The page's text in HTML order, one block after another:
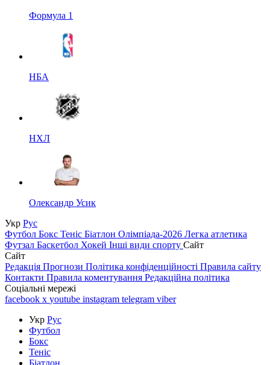
Формула 1
НБА
НХЛ
Олександр Усик
Укр Рус
Футбол Бокс Теніс Біатлон Олімпіада-2026 Легка атлетика
Футзал Баскетбол Хокей Інші види спорту Сайт
Сайт
Редакція Прогнози Політика конфіденційності Правила сайту
Контакти Правила коментування Редакційна політика
Соціальні мережі
facebook x youtube instagram telegram viber
Укр Рус
Футбол
Бокс
Теніс
Біатлон